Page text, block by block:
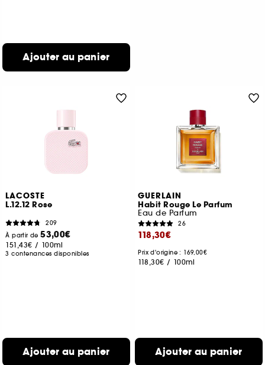
Ajouter au panier
LACOSTE
L.12.12 Rose
209
À partir de53,00€
151,43€ / 100ml
3 contenances disponibles
Ajouter au panier
GUERLAIN
Habit Rouge Le Parfum
Eau de Parfum
26
118,30€
Prix d'origine : 169,00€
118,30€ / 100ml
Ajouter au panier